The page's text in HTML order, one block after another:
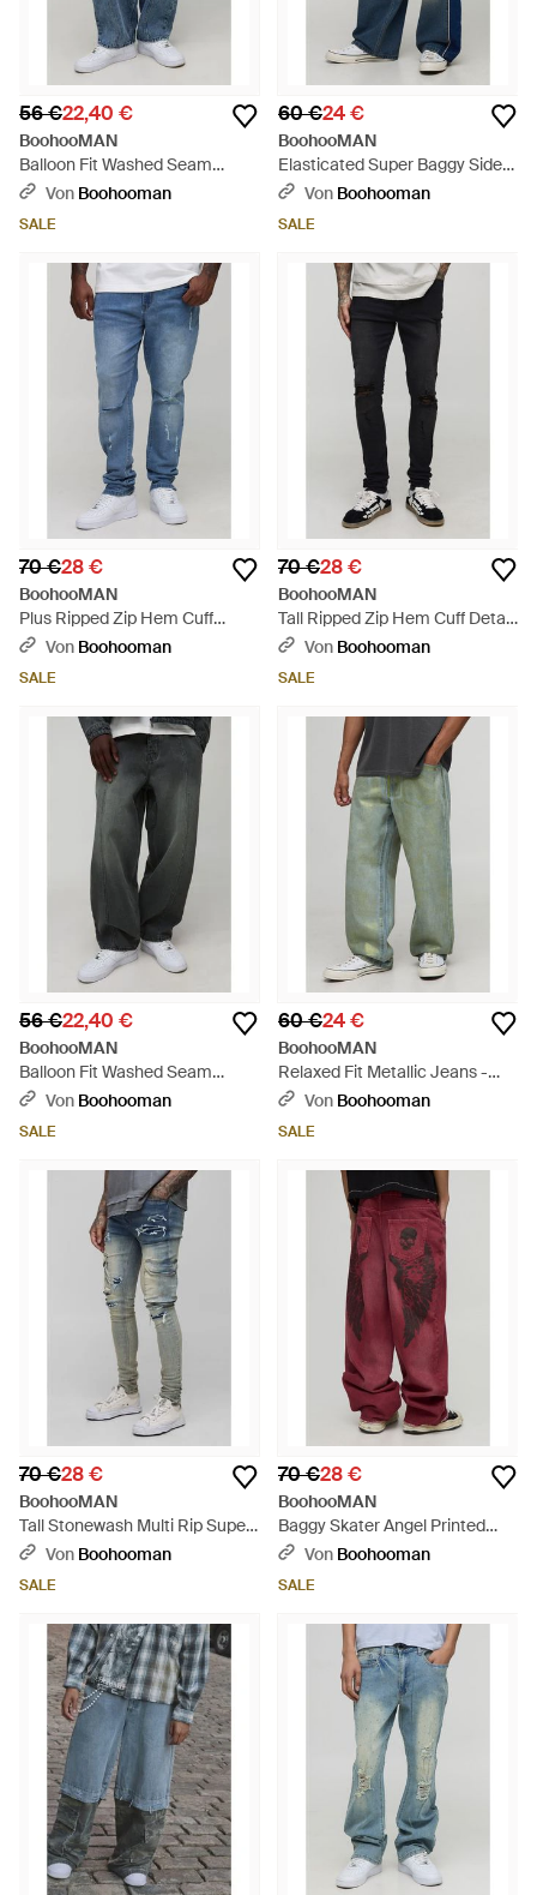
56 €22,40 €
BoohooMAN
Balloon Fit Washed Seam
Detail Jeans - Blau
Von Boohooman
SALE
60 €24 €
BoohooMAN
Elasticated Super Baggy Side
Panel Piping Jeans - Blau
Von Boohooman
SALE
70 €28 €
BoohooMAN
Plus Ripped Zip Hem Cuff
Detail Stacked Skinny Jeans -
Von Boohooman
SALE
70 €28 €
BoohooMAN
Tall Ripped Zip Hem Cuff Detail
Stacked Skinny Jeans - Blau
Von Boohooman
SALE
56 €22,40 €
BoohooMAN
Balloon Fit Washed Seam
Detail Jeans - Schwarz
Von Boohooman
SALE
60 €24 €
BoohooMAN
Relaxed Fit Metallic Jeans -
GrünVon Boohooman
SALE
70 €28 €
BoohooMAN
Tall Stonewash Multi Rip Super
Skinny Cargo Jeans - Blau
Von Boohooman
SALE
70 €28 €
BoohooMAN
Baggy Skater Angel Printed
Denim Jeans - Rot
Von Boohooman
SALE